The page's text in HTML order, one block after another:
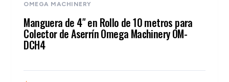
OMEGA MACHINERY
Manguera de 4″ en Rollo de 10 metros para
Colector de Aserrín Omega Machinery OM-
DCH4